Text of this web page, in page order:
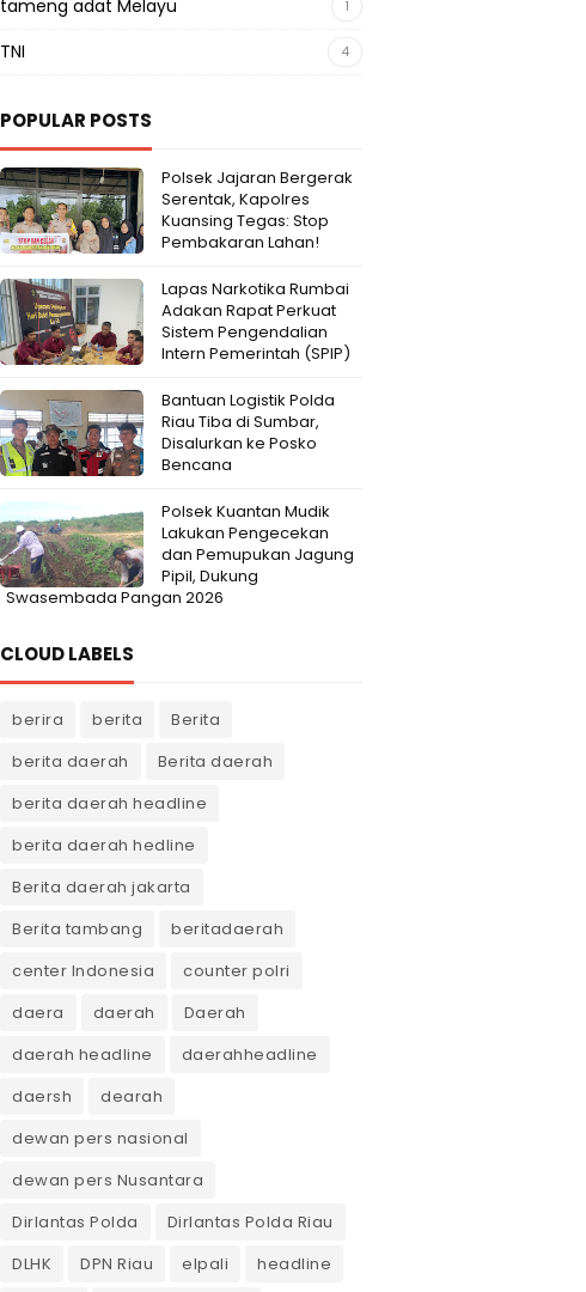
tameng adat Melayu 1
TNI 4
POPULAR POSTS
Polsek Jajaran Bergerak
Serentak, Kapolres
Kuansing Tegas: Stop
Pembakaran Lahan!
Lapas Narkotika Rumbai
Adakan Rapat Perkuat
Sistem Pengendalian
Intern Pemerintah (SPIP)
Bantuan Logistik Polda
Riau Tiba di Sumbar,
Disalurkan ke Posko
Bencana
Polsek Kuantan Mudik
Lakukan Pengecekan
dan Pemupukan Jagung
Pipil, Dukung
Swasembada Pangan 2026
CLOUD LABELS
berira berita
Berita
berita daerah
Berita daerah
berita daerah headline
berita daerah hedline
Berita daerah jakarta
Berita tambang
beritadaerah
center Indonesia
counter polri
daera
daerah
Daerah
daerah headline
daerahheadline
daersh
dearah
dewan pers nasional
dewan pers Nusantara
Dirlantas Polda
Dirlantas Polda Riau
DLHK
DPN Riau elpali headline